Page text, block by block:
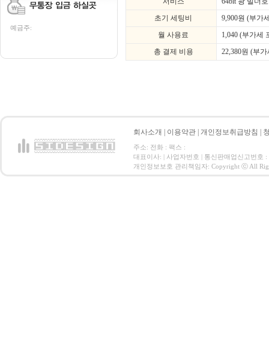
예금주:
초기 세팅비
9,900원 (부가
월 사용료
1,040 (부가세
총 결제 비용
22,380원 (부
회사소개 이용약관 개인정보취급방침
주소: 전화 : 팩스 :
대표이사: | 사업자번호 | 통신판매업신고번호 :
개인정보보호 관리책임자: Copyright ⓒ All